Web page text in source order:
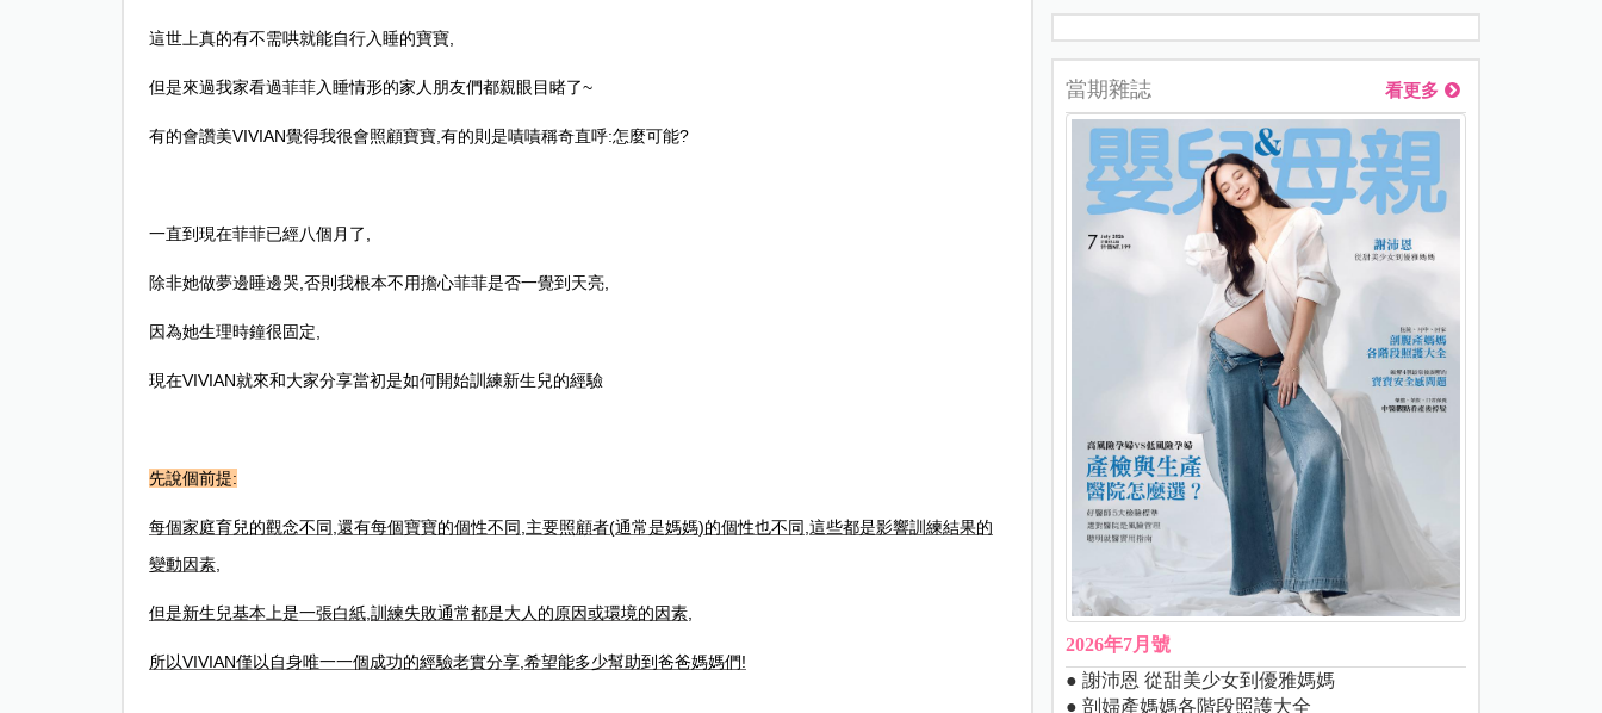
這世上真的有不需哄就能自行入睡的寶寶,
但是來過我家看過菲菲入睡情形的家人朋友們都親眼目睹了~
有的會讚美VIVIAN覺得我很會照顧寶寶, 有的則是嘖嘖稱奇直呼:怎麼可能?
一直到現在菲菲已經八個月了
除非她做夢邊睡邊哭, 否則我根本不用擔心菲菲是否一覺到天亮,
因為她生理時鐘很固定
現在VIVIAN就來和大家分享當初是如何開始訓練新生兒的經驗
先說個前提:
每個家庭育兒的觀念不同 還有每個寶寶的個性不同 主要照顧者(通常是媽媽)的個性也不同 這些都是影響訓練結果的
變動因素,
但是新生兒基本上是一張白紙, 訓練失敗通常都是大人的原因或環境的因素,
所以VIVIAN僅以自身唯一一個成功的經驗老實分享, 希望能多少幫助到爸爸媽媽們!
當期雜誌 看更多
2026年7月號
● 謝沛恩 從甜美少女到優雅媽媽
● 剖婦產媽媽各階段照護大全